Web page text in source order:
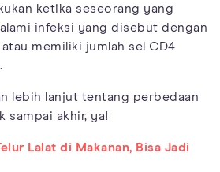
ketika seseorang yang
infeksi yang disebut dengan
memiliki jumlah sel CD4
lebih lanjut tentang perbedaan
sampai akhir, ya!
Lalat di Makanan, Bisa Jadi